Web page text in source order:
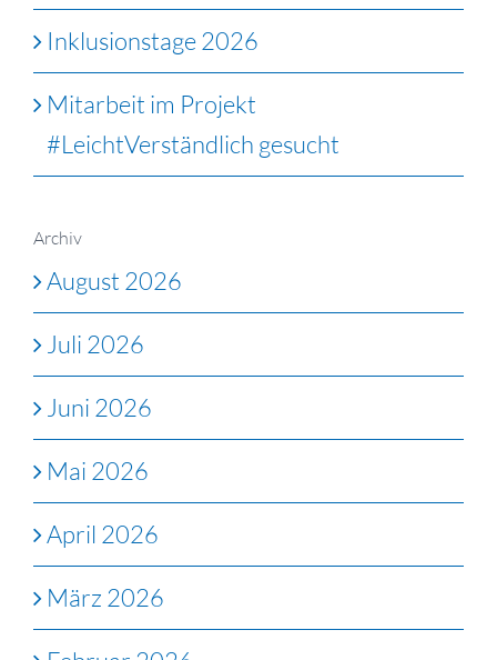
Inklusionstage 2026
Mitarbeit im Projekt
#LeichtVerständlich gesucht
Archiv
August 2026
Juli 2026
Juni 2026
Mai 2026
April 2026
März 2026